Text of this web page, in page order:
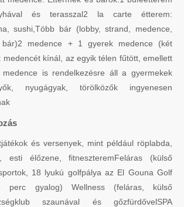
és terasszal2 la carte étterem:
sushi,Több bár (lobby, strand, medence,
bár)2 medence + 1 gyerek medence (két
medencét kínál, az egyik télen fűtött, emellett
is rendelkezésre áll a gyermekek
nyugágyak, törölközők ingyenesen
és versenyek, mint például röplabda,
esti élőzene, fitneszteremFeláras (külső
18 lyukú golfpálya az El Gouna Golf
perc gyalog) Wellness (feláras, külső
szaunával és gőzfürdővelSPA